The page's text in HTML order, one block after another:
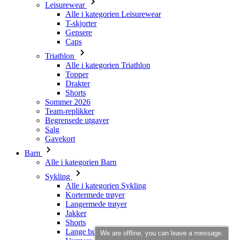
Leisurewear
Alle i kategorien Leisurewear
T-skjorter
Gensere
Caps
Triathlon
Alle i kategorien Triathlon
Topper
Drakter
Shorts
Sommer 2026
Team-replikker
Begrensede utgaver
Salg
Gavekort
Barn
Alle i kategorien Barn
Sykling
Alle i kategorien Sykling
Kortermede trøyer
Langermede trøyer
Jakker
Shorts
Lange bukserWe are offline, you can leave a message.